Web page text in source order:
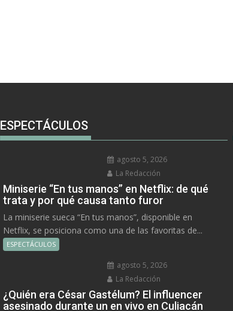
ESPECTÁCULOS
agosto 5, 2026
La Redacción
Miniserie “En tus manos” en Netflix: de qué
trata y por qué causa tanto furor
La miniserie sueca “En tus manos”, disponible en
Netflix, se posiciona como una de las favoritas de...
ESPECTÁCULOS
agosto 5, 2026
La Redacción
¿Quién era César Gastélum? El influencer
asesinado durante un en vivo en Culiacán